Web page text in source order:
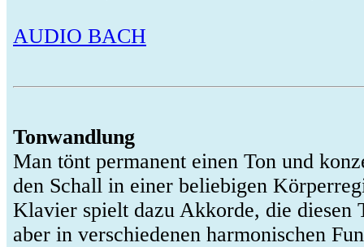
AUDIO BACH
Tonwandlung
Man tönt permanent einen Ton und
den Schall in einer beliebigen
Klavier spielt dazu Akkorde, die diesen
aber in verschiedenen harmonischen